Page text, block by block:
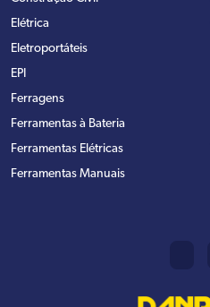
Elétrica
Eletroportáteis
EPI
Ferragens
Ferramentas à Bateria
Ferramentas Elétricas
Ferramentas Manuais